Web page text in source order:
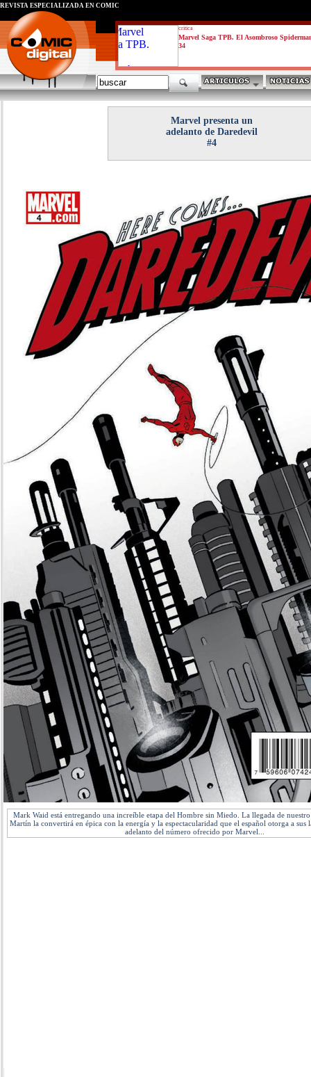
critica
Marvel Saga TPB. El Asombroso
34
REVISTA ESPECIALIZADA EN CÓMIC
Marvel presenta un
adelanto de Daredevil
#4
Mark Waid está entregando una increíble etapa del Hombre sin Miedo. La llegada de
Martín la convertirá en épica con la energía y la espectacularidad que el español otorga a sus
adelanto del número ofrecido por Marvel...